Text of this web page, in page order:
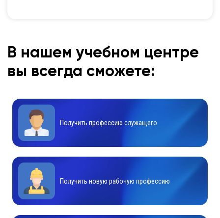
В нашем учебном центре
вы всегда сможете:
Получить профессию служащего
Получить новую рабочую профессию